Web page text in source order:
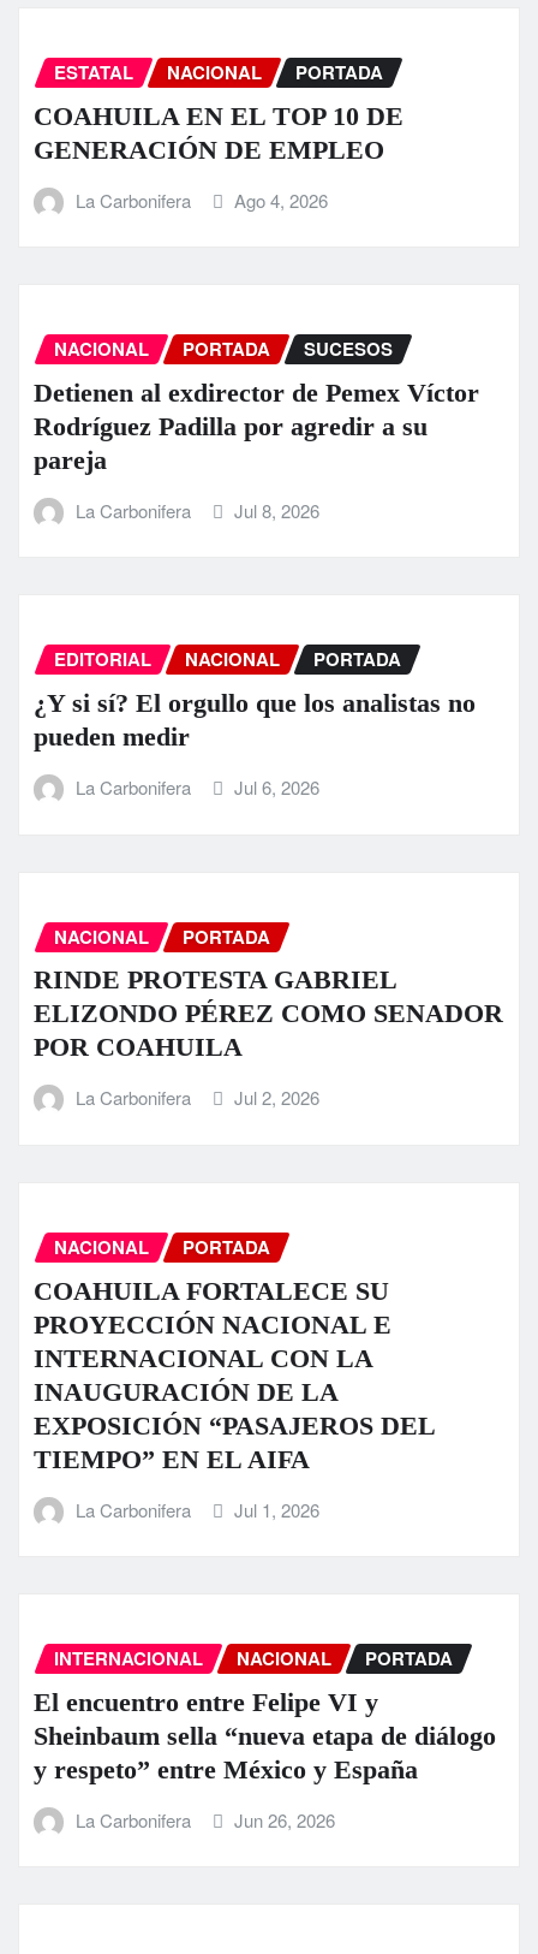
ESTATAL NACIONAL PORTADA
COAHUILA EN EL TOP 10 DE
GENERACIÓN DE EMPLEO
La Carbonifera Ago 4, 2026
NACIONAL PORTADA SUCESOS
Detienen al exdirector de Pemex Víctor
Rodríguez Padilla por agredir a su
pareja
La Carbonifera Jul 8, 2026
EDITORIAL NACIONAL PORTADA
¿Y si sí? El orgullo que los analistas no
pueden medir
La Carbonifera Jul 6, 2026
NACIONAL PORTADA
RINDE PROTESTA GABRIEL
ELIZONDO PÉREZ COMO SENADOR
POR COAHUILA
La Carbonifera Jul 2, 2026
NACIONAL PORTADA
COAHUILA FORTALECE SU
PROYECCIÓN NACIONAL E
INTERNACIONAL CON LA
INAUGURACIÓN DE LA
EXPOSICIÓN “PASAJEROS DEL
TIEMPO” EN EL AIFA
La Carbonifera Jul 1, 2026
INTERNACIONAL NACIONAL PORTADA
El encuentro entre Felipe VI y
Sheinbaum sella “nueva etapa de diálogo
y respeto” entre México y España
La Carbonifera Jun 26, 2026